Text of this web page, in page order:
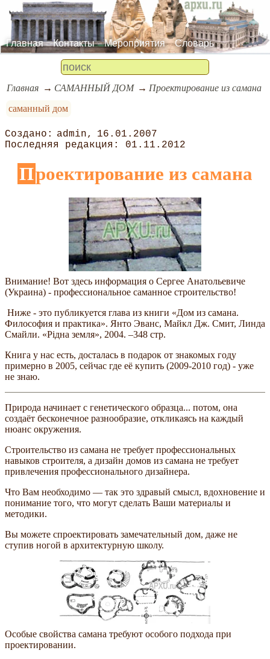
Главная Контакты Мероприятия Словарь
Главная САМАННЫЙ ДОМ
Проектирование из самана
саманный дом
admin
16.01.2007
01.11.2012
Проектирование из самана
Внимание! Вот здесь информация о Сергее Анатольевиче
(Украина) - профессиональное саманное строительство!
Ниже - это публикуется глава из книги «Дом из самана.
Философия и практика». Янто Эванс, Майкл Дж. Смит, Линда
Смайли. «Рiдна земля», 2004. –348 стр.
Книга у нас есть, досталась в подарок от знакомых году
примерно в 2005, сейчас где её купить (2009-2010 год) - уже
не знаю.
Природа начинает с генетического образца... потом, она
создаёт бесконечное разнообразие, откликаясь на каждый
нюанс окружения.
Строительство из самана не требует профессиональных
навыков строителя, а дизайн домов из самана не требует
привлечения профессионального дизайнера.
Что Вам необходимо — так это здравый смысл, вдохновение и
понимание того, что могут сделать Ваши материалы и
методики.
Вы можете спроектировать замечательный дом, даже не
ступив ногой в архитектурную школу.
Особые свойства самана требуют особого подхода при
проектировании.